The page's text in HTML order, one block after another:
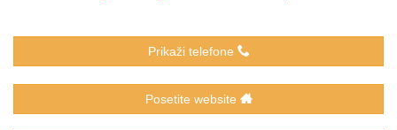
Prikaži telefone
Posetite website